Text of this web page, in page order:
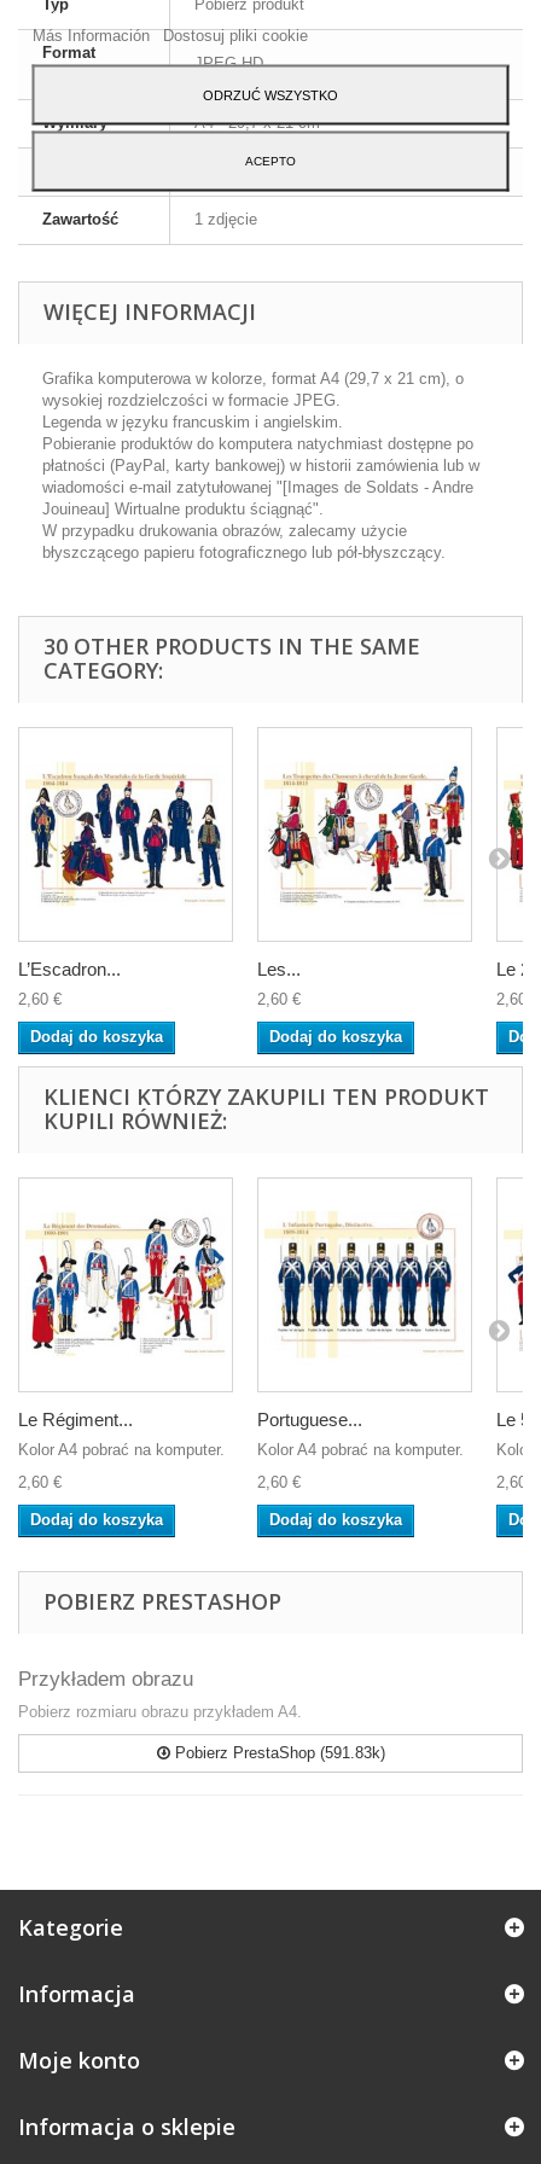
Typ Pobierz produkt
Format
JPEG HD
Wymiary A4 - 29,7 x 21 cm
Angielski i francuski
Zawartość 1 zdjęcie
WIĘCEJ INFORMACJI
Grafika komputerowa w kolorze, format A4 (29,7 x 21 cm), o
wysokiej rozdzielczości w formacie JPEG.
Legenda w języku francuskim i angielskim.
Pobieranie produktów do komputera natychmiast dostępne po
płatności (PayPal, karty bankowej) w historii zamówienia lub w
wiadomości e-mail zatytułowanej "[Images de Soldats - Andre
Jouineau] Wirtualne produktu ściągnąć".
W przypadku drukowania obrazów, zalecamy użycie
błyszczącego papieru fotograficznego lub pół-błyszczący.
30 OTHER PRODUCTS IN THE SAME
CATEGORY:
L’Escadron...
2,60 €
Dodaj do koszyka
Les...
2,60 €
Dodaj do koszyka
Le
2,60 €
KLIENCI KTÓRZY ZAKUPILI TEN PRODUKT
KUPILI RÓWNIEŻ:
Le Régiment...
Kolor A4 pobrać na komputer.
2,60 €
Dodaj do koszyka
Portuguese...
Kolor A4 pobrać na komputer.
2,60 €
Dodaj do koszyka
Le
Kolor
2,60 €
POBIERZ PRESTASHOP
Przykładem obrazu
Pobierz rozmiaru obrazu przykładem A4.
Pobierz PrestaShop (591.83k)
Kategorie
Informacja
Moje konto
Informacja o sklepie
Akceptuj.
Más Información Dostosuj pliki cookie
ODRZUĆ WSZYSTKO
ACEPTO